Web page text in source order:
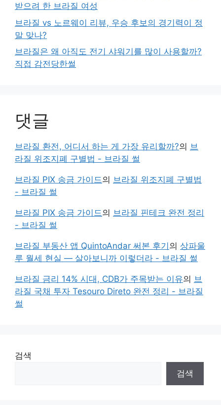
받으려 한 브라질 여성
브라질 vs 노르웨이 리뷰, 우승 후보의 경기력이 정
말 맞나?
브라질은 왜 아직도 전기 샤워기를 많이 사용할까?
직접 감전당한썰
댓글
브라질 환전, 어디서 하는 게 가장 유리할까?의 브
라질 위조지폐 구별법 - 브라질 썰
브라질 PIX 송금 가이드의 브라질 위조지폐 구별법
- 브라질 썰
브라질 PIX 송금 가이드의 브라질 핀테크 완전 정리
- 브라질 썰
브라질 부동산 앱 QuintoAndar 써본 후기 의 상파울
루 월세 현실 — 살아보니까 이렇더라 - 브라질 썰
브라질 금리 14% 시대, CDB가 주목받는 이유의 브
라질 국채 투자 Tesouro Direto 완전 정리 - 브라질
썰
검색
검색